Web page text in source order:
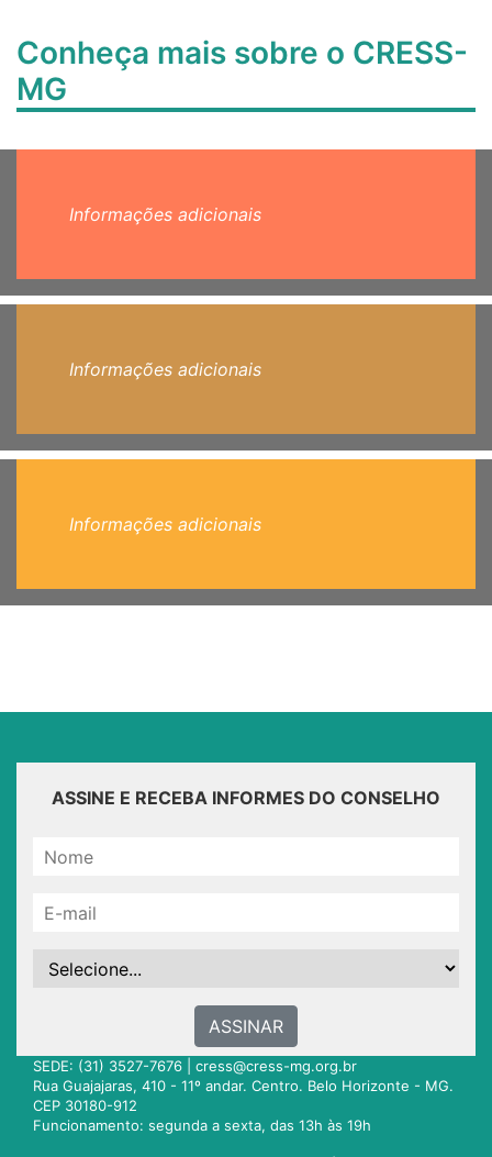
Conheça mais sobre o CRESS-
MG
Informações adicionais
Informações adicionais
Informações adicionais
ASSINE E RECEBA INFORMES DO CONSELHO
ASSINAR
SEDE: (31) 3527-7676 | cress@cress-mg.org.br
Rua Guajajaras, 410 - 11º andar. Centro. Belo Horizonte - MG.
CEP 30180-912
Funcionamento: segunda a sexta, das 13h às 19h